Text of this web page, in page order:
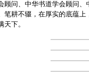
顾问、中华书道学会顾问
笔耕不辍，在厚实的底蕴
天下。